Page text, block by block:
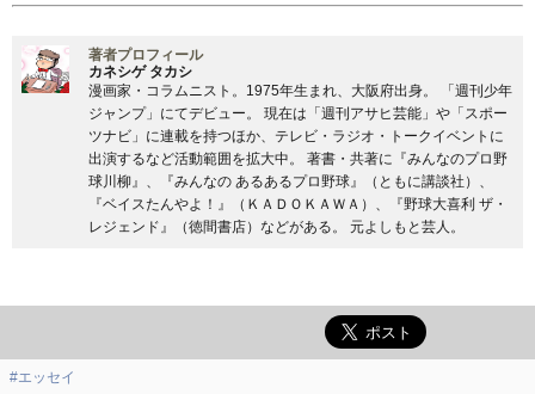
著者プロフィール
カネシゲ タカシ
漫画家・コラムニスト。1975年生まれ、大阪府出身。 「週刊少年
ジャンプ」にてデビュー。 現在は「週刊アサヒ芸能」や「スポー
ツナビ」に連載を持つほか、テレビ・ラジオ・トークイベントに
出演するなど活動範囲を拡大中。 著書・共著に『みんなのプロ野
球川柳』、『みんなの あるあるプロ野球』（ともに講談社）、
『ベイスたんやよ！』（ＫＡＤＯＫＡＷＡ）、『野球大喜利 ザ・
レジェンド』（徳間書店）などがある。 元よしもと芸人。
#エッセイ